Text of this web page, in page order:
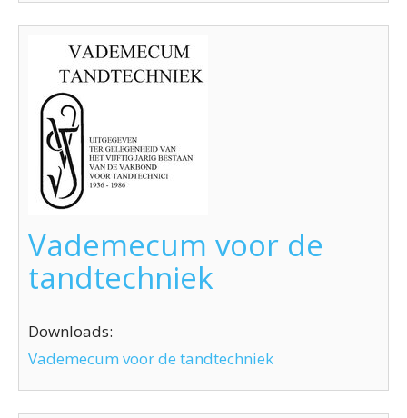
Vademecum voor de
tandtechniek
Downloads:
Vademecum voor de tandtechniek